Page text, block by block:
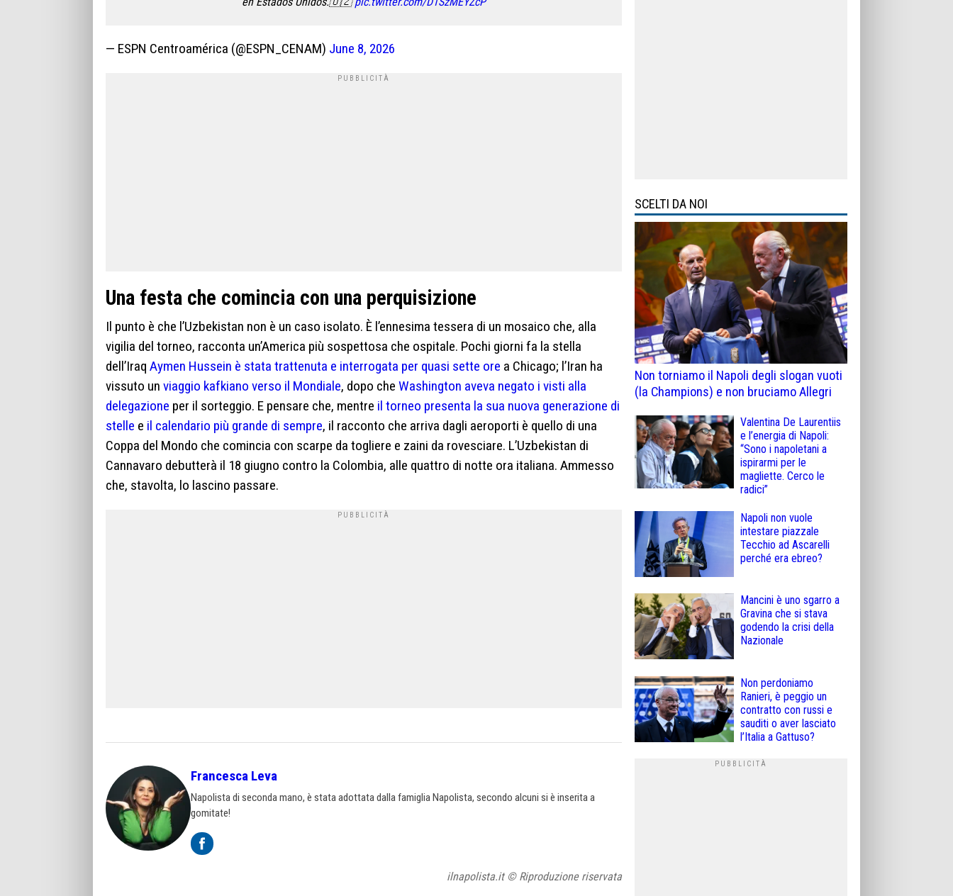
— ESPN Centroamérica (@ESPN_CENAM) June 8, 2026
Una festa che comincia con una perquisizione
Il punto è che l’Uzbekistan non è un caso isolato. È l’ennesima tessera di un mosaico che, alla
vigilia del torneo, racconta un’America più sospettosa che ospitale. Pochi giorni fa la stella
dell’Iraq Aymen Hussein è stata trattenuta e interrogata per quasi sette ore a Chicago; l’Iran ha
vissuto un viaggio kafkiano verso il Mondiale, dopo che Washington aveva negato i visti alla
delegazione per il sorteggio. E pensare che, mentre il torneo presenta la sua nuova generazione di
stelle e il calendario più grande di sempre, il racconto che arriva dagli aeroporti è quello di una
Coppa del Mondo che comincia con scarpe da togliere e zaini da rovesciare. L’Uzbekistan di
Cannavaro debutterà il 18 giugno contro la Colombia, alle quattro di notte ora italiana. Ammesso
che, stavolta, lo lascino passare.
Francesca Leva
Napolista di seconda mano, è stata adottata dalla famiglia Napolista, secondo alcuni si è inserita a
gomitate!
ilnapolista.it © Riproduzione riservata
SCELTI DA NOI
Non torniamo il Napoli degli slogan vuoti
(la Champions) e non bruciamo Allegri
Valentina De Laurentiis
e l’energia di Napoli:
“Sono i napoletani a
ispirarmi per le
magliette. Cerco le
radici”
Napoli non vuole
intestare piazzale
Tecchio ad Ascarelli
perché era ebreo?
Mancini è uno sgarro a
Gravina che si stava
godendo la crisi della
Nazionale
Non perdoniamo
Ranieri, è peggio un
contratto con russi e
sauditi o aver lasciato
l’Italia a Gattuso?